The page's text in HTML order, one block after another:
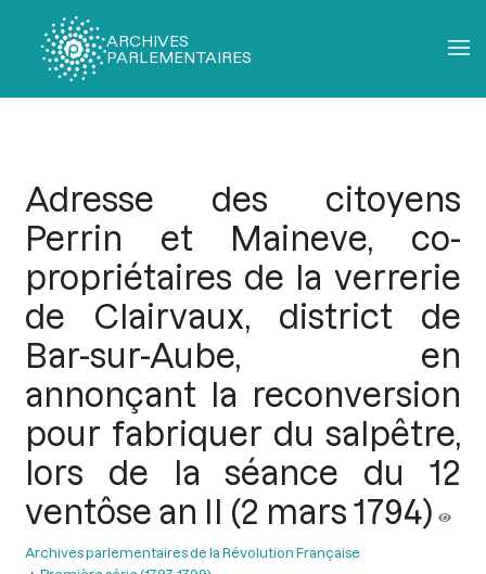
ARCHIVES
PARLEMENTAIRES
Adresse des citoyens
Perrin et Maineve, co-
propriétaires de la verrerie
de Clairvaux, district de
Bar-sur-Aube, en
annonçant la reconversion
pour fabriquer du salpêtre,
lors de la séance du 12
ventôse an II (2 mars 1794)
Archives parlementaires de la Révolution Française